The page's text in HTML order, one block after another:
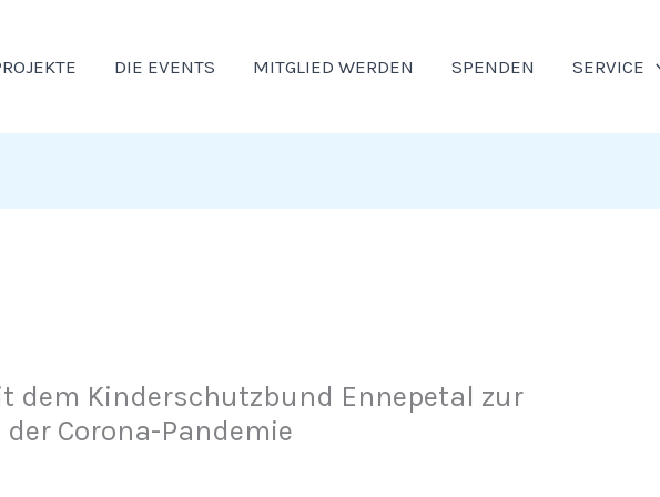
DIE EVENTS MITGLIED WERDEN SPENDEN SERVICE
dem Kinderschutzbund Ennepetal zur
Corona-Pandemie